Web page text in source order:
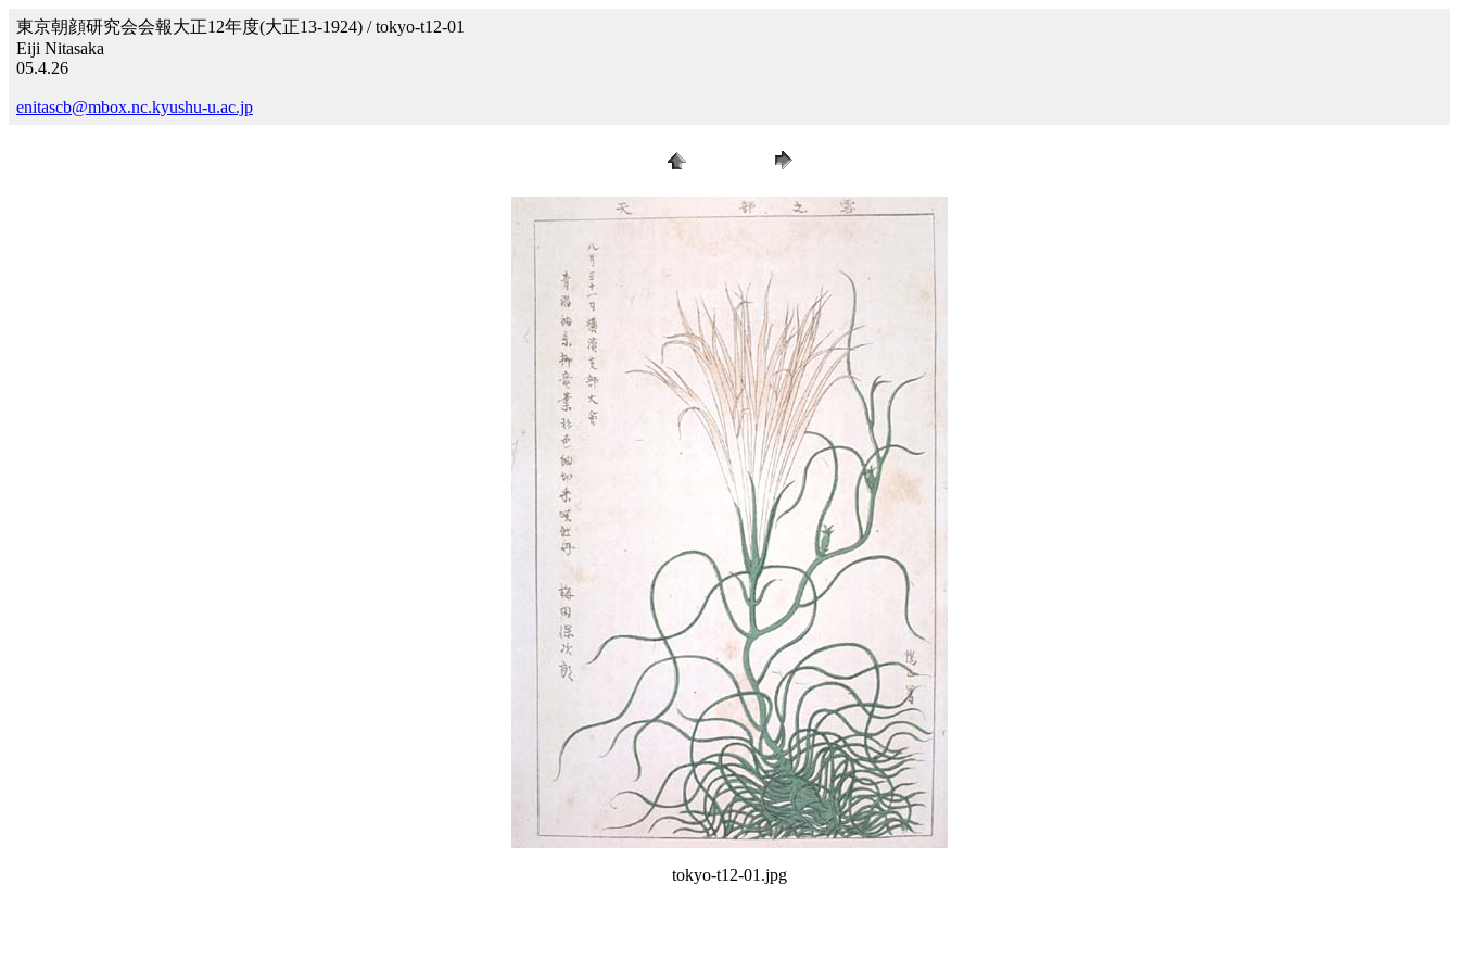
東京朝顔研究会会報大正12年度(大正13-1924) / tokyo-t12-01
Eiji Nitasaka
05.4.26
enitascb@mbox.nc.kyushu-u.ac.jp
tokyo-t12-01.jpg